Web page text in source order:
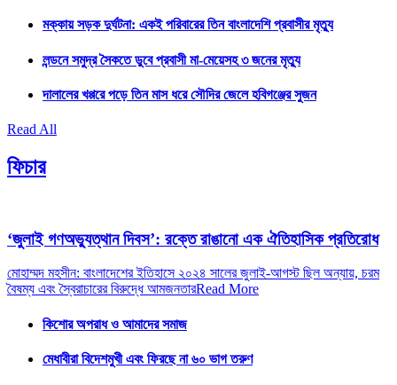
মক্কায় সড়ক দুর্ঘটনা: একই পরিবারের তিন বাংলাদেশি প্রবাসীর মৃত্যু
লন্ডনে সমুদ্র সৈকতে ডুবে প্রবাসী মা-মেয়েসহ ৩ জনের মৃত্যু
দালালের খপ্পরে পড়ে তিন মাস ধরে সৌদির জেলে হবিগঞ্জের সুজন
Read All
ফিচার
‘জুলাই গণঅভ্যুত্থান দিবস’: রক্তে রাঙানো এক ঐতিহাসিক প্রতিরোধ
মোহাম্মদ মহসীন: বাংলাদেশের ইতিহাসে ২০২৪ সালের জুলাই-আগস্ট ছিল অন্যায়, চরম
বৈষম্য এবং স্বৈরাচারের বিরুদ্ধে আমজনতারRead More
কিশোর অপরাধ ও আমাদের সমাজ
মেধাবীরা বিদেশমুখী এবং ফিরছে না ৬০ ভাগ তরুণ